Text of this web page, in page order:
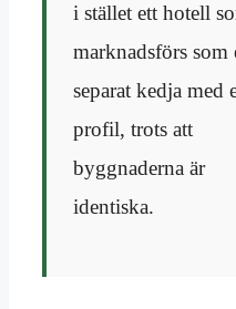
i stället ett hotell
marknadsförs som
separat kedja med
profil, trots att
byggnaderna är
identiska.